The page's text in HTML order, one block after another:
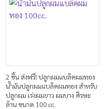
2 ชิ้น ส่งฟรี! ปลูกผมแบล็คผมทอง
น้ำมันปลูกผมแบล็คผมทอง สำหรับ
ปลูกผม เร่งผมยาว ผมบาง ศีรษะ
ล้าน ขนาด 100 cc.